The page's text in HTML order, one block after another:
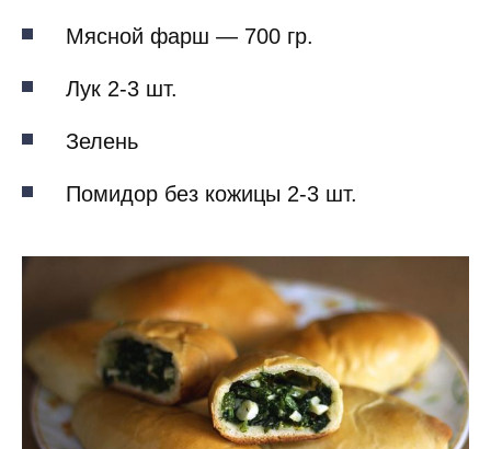
Мясной фарш — 700 гр.
Лук 2-3 шт.
Зелень
Помидор без кожицы 2-3 шт.